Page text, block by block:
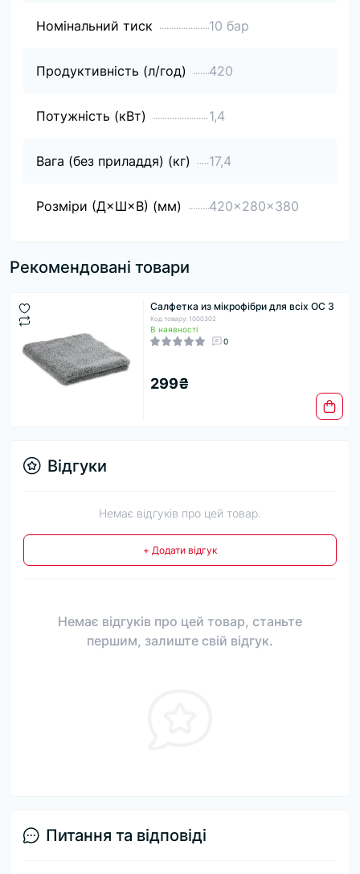
Номінальний тиск 10 бар
Продуктивність (л/год) 420
Потужність (кВт) 1,4
Вага (без приладдя) (кг) 17,4
Розміри (Д×Ш×В) (мм) 420x280x380
Рекомендовані товари
Салфетка из мікрофібри для всіх OC 3
Код товару: 1000302
В наявності
0
299₴
Відгуки
Немає відгуків про цей товар.
+ Додати відгук
Немає відгуків про цей товар, станьте
першим, залиште свій відгук.
Питання та відповіді